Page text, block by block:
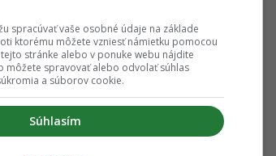
váš život vyzeral?
ako recepčná v
rok riaditeľom svojej firmy.
vydávali na cesty, aby sme sa
spracúvať vaše osobné údaje na základe
ktorému môžete vzniesť námietku pomocou
stránke alebo v ponuke webu nájdite
môžete spravovať alebo odvolať súhlas
a súborov cookie.
Súhlasím